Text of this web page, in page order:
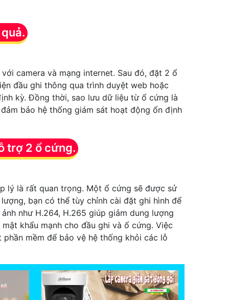
camera và mạng internet. Sau đó, đặt 2 ổ
đầu ghi thông qua trình duyệt web hoặc
kỳ. Đồng thời, sao lưu dữ liệu từ ổ cứng là
bảo hệ thống giám sát hoạt động ổn định
trợ 2 ổ cứng.
lý là rất quan trọng. Một ổ cứng sẽ được sử
bạn có thể tùy chỉnh cài đặt ghi hình để
như H.264, H.265 giúp giảm dung lượng
khẩu mạnh cho đầu ghi và ổ cứng. Việc
mềm để bảo vệ hệ thống khỏi các lỗ